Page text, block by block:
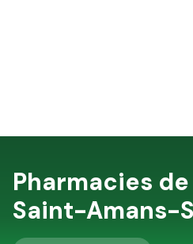
Pharmacies
Saint-Amans-